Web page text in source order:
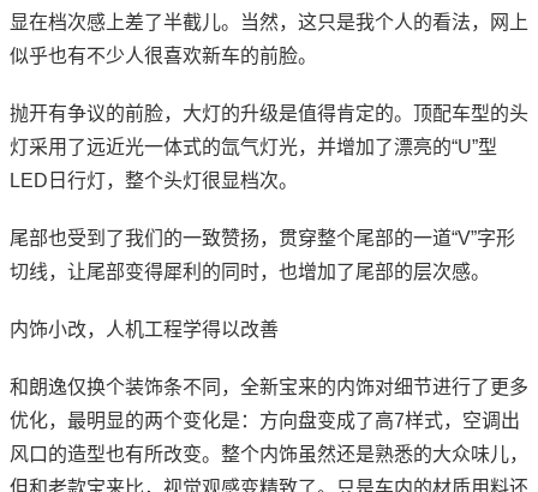
显在档次感上差了半截儿。当然，这只是我个人的看法，网上
似乎也有不少人很喜欢新车的前脸。
抛开有争议的前脸，大灯的升级是值得肯定的。顶配车型的头
灯采用了远近光一体式的氙气灯光，并增加了漂亮的“U”型
LED日行灯，整个头灯很显档次。
尾部也受到了我们的一致赞扬，贯穿整个尾部的一道“V”字形
切线，让尾部变得犀利的同时，也增加了尾部的层次感。
内饰小改，人机工程学得以改善
和朗逸仅换个装饰条不同，全新宝来的内饰对细节进行了更多
优化，最明显的两个变化是：方向盘变成了高7样式，空调出
风口的造型也有所改变。整个内饰虽然还是熟悉的大众味儿，
但和老款宝来比，视觉观感变精致了。只是车内的材质用料还